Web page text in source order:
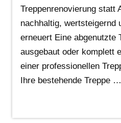
Treppenrenovierung statt
nachhaltig, wertsteigernd
erneuert Eine abgenutzte
ausgebaut oder komplett
einer professionellen
Ihre bestehende Treppe …